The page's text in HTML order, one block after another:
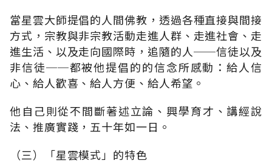
當星雲大師提倡的人間佛教，透過各種直接與間接
方式，宗教與非宗教活動走進人群、走進社會、走
進生活、以及走向國際時，追隨的人──信徒以及
非信徒──都被他提倡的的信念所感動：給人信
心、給人歡喜、給人方便、給人希望。
他自己則從不間斷著述立論、興學育才、講經說
法、推廣實踐，五十年如一日。
（三）「星雲模式」的特色